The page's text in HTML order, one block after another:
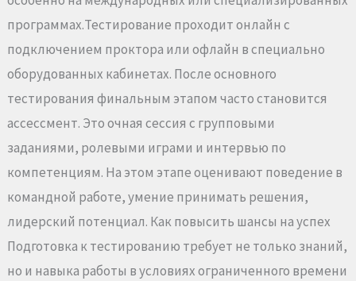
программах.Тестирование проходит онлайн с
подключением проктора или офлайн в специально
оборудованных кабинетах. После основного
тестирования финальным этапом часто становится
ассессмент. Это очная сессия с групповыми
заданиями, ролевыми играми и интервью по
компетенциям. На этом этапе оценивают поведение в
командной работе, умение принимать решения,
лидерский потенциал. Как повысить шансы на успех
Подготовка к тестированию требует не только знаний,
но и навыка работы в условиях ограниченного времени